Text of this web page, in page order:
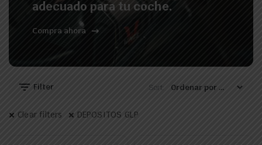
adecuado para tu coche.
Compra ahora
Filter Sort:
Clear filters DEPOSITOS GLP